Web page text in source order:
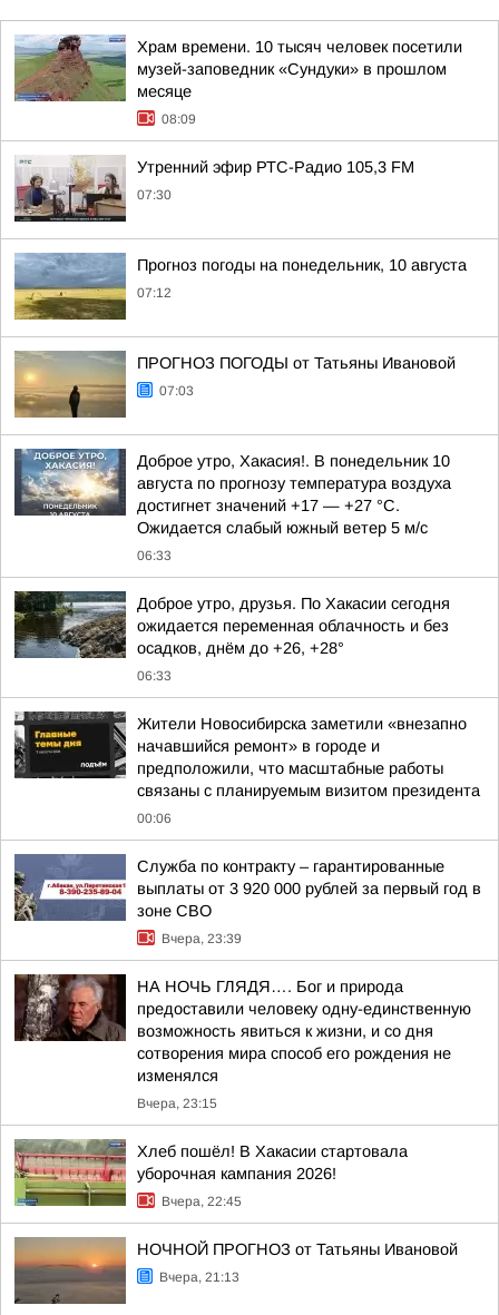
Храм времени. 10 тысяч человек посетили
музей-заповедник «Сундуки» в прошлом
месяце
08:09
Утренний эфир РТС-Радио 105,3 FM
07:30
Прогноз погоды на понедельник, 10 августа
07:12
ПРОГНОЗ ПОГОДЫ от Татьяны Ивановой
07:03
Доброе утро, Хакасия!. В понедельник 10
августа по прогнозу температура воздуха
достигнет значений +17 — +27 °С.
Ожидается слабый южный ветер 5 м/с
06:33
Доброе утро, друзья. По Хакасии сегодня
ожидается переменная облачность и без
осадков, днём до +26, +28°
06:33
Жители Новосибирска заметили «внезапно
начавшийся ремонт» в городе и
предположили, что масштабные работы
связаны с планируемым визитом президента
00:06
Служба по контракту – гарантированные
выплаты от 3 920 000 рублей за первый год в
зоне СВО
Вчера, 23:39
НА НОЧЬ ГЛЯДЯ…. Бог и природа
предоставили человеку одну-единственную
возможность явиться к жизни, и со дня
сотворения мира способ его рождения не
изменялся
Вчера, 23:15
Хлеб пошёл! В Хакасии стартовала
уборочная кампания 2026!
Вчера, 22:45
НОЧНОЙ ПРОГНОЗ от Татьяны Ивановой
Вчера, 21:13